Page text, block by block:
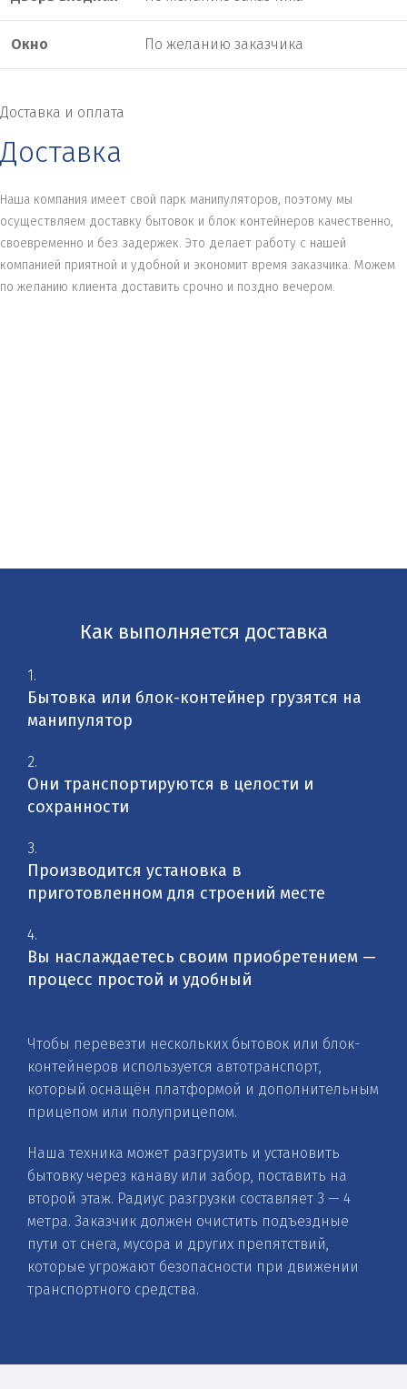
Окно По желанию заказчика
Доставка и оплата
Доставка
Наша компания имеет свой парк манипуляторов, поэтому мы
осуществляем доставку бытовок и блок контейнеров качественно,
своевременно и без задержек. Это делает работу с нашей
компанией приятной и удобной и экономит время заказчика. Можем
по желанию клиента доставить срочно и поздно вечером.
Как выполняется доставка
1.
Бытовка или блок-контейнер грузятся на
манипулятор
2.
Они транспортируются в целости и
сохранности
3.
Производится установка в
приготовленном для строений месте
4.
Вы наслаждаетесь своим приобретением —
процесс простой и удобный
Чтобы перевезти нескольких бытовок или блок-
контейнеров используется автотранспорт,
который оснащён платформой и дополнительным
прицепом или полуприцепом.
Наша техника может разгрузить и установить
бытовку через канаву или забор, поставить на
второй этаж. Радиус разгрузки составляет 3 — 4
метра. Заказчик должен очистить подъездные
пути от снега, мусора и других препятствий,
которые угрожают безопасности при движении
транспортного средства.